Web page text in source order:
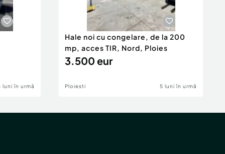
luni în urmă
Hale noi cu congelare, de la 200
mp, acces TIR, Nord, Ploies
3.500 eur
Ploiesti 5 luni în urmă